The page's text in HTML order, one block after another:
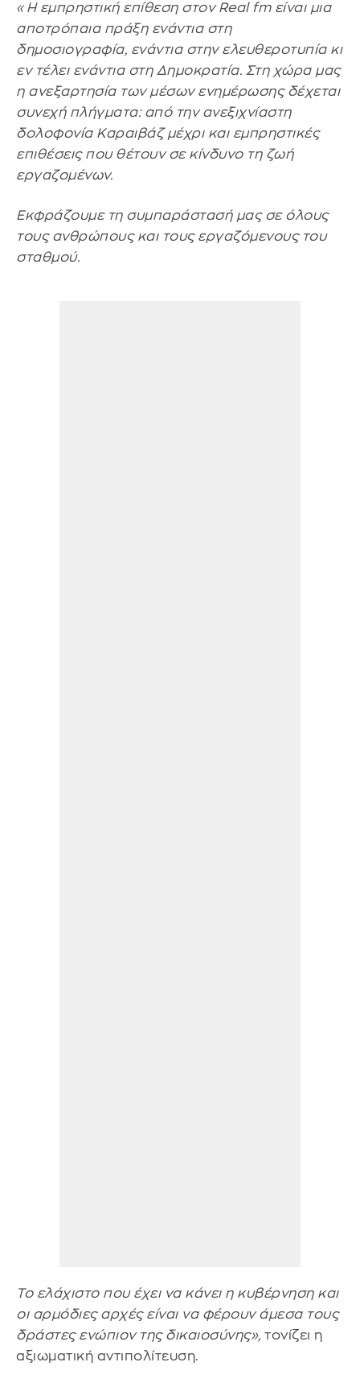
«Η εμπρηστική επίθεση στον Real fm είναι μια
αποτρόπαια πράξη ενάντια στη
δημοσιογραφία, ενάντια στην ελευθεροτυπία κι
εν τέλει ενάντια στη Δημοκρατία. Στη χώρα μας
η ανεξαρτησία των μέσων ενημέρωσης δέχεται
συνεχή πλήγματα: από την ανεξιχνίαστη
δολοφονία Καραιβάζ μέχρι και εμπρηστικές
επιθέσεις που θέτουν σε κίνδυνο τη ζωή
εργαζομένων.
Εκφράζουμε τη συμπαράστασή μας σε όλους
τους ανθρώπους και τους εργαζόμενους του
σταθμού.
Το ελάχιστο που έχει να κάνει η κυβέρνηση και
οι αρμόδιες αρχές είναι να φέρουν άμεσα τους
δράστες ενώπιον της δικαιοσύνης», τονίζει η
αξιωματική αντιπολίτευση.